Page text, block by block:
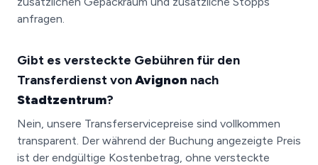
anfragen.
Gibt es versteckte Gebühren für den
Transferdienst vonAvignon nach
Stadtzentrum?
Nein, unsere Transferservicepreise sind vollkommen
transparent. Der während der Buchung angezeigte Preis
ist der endgültige Kostenbetrag, ohne versteckte